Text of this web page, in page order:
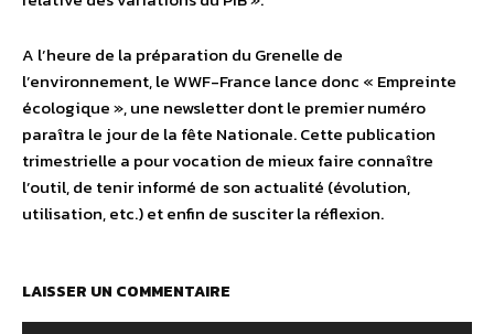
A l’heure de la préparation du Grenelle de
l’environnement, le WWF-France lance donc « Empreinte
écologique », une newsletter dont le premier numéro
paraîtra le jour de la fête Nationale. Cette publication
trimestrielle a pour vocation de mieux faire connaître
l’outil, de tenir informé de son actualité (évolution,
utilisation, etc.) et enfin de susciter la réflexion.
LAISSER UN COMMENTAIRE